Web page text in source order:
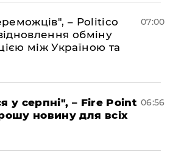
– Politico
обміну
між Україною та
07:00
у серпні", – Fire Point
новину для всіх
06:56